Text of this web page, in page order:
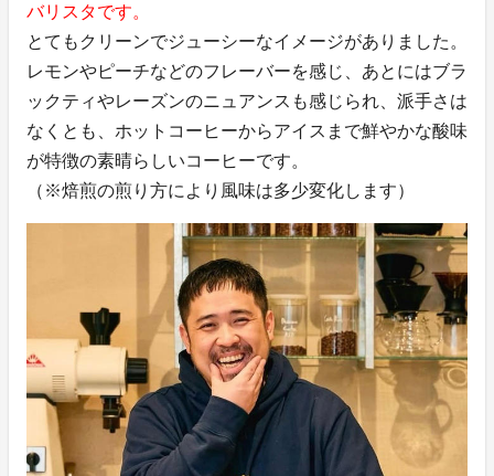
バリスタです。
とてもクリーンでジューシーなイメージがありました。
レモンやピーチなどのフレーバーを感じ、あとにはブラ
ックティやレーズンのニュアンスも感じられ、派手さは
なくとも、ホットコーヒーからアイスまで鮮やかな酸味
が特徴の素晴らしいコーヒーです。
（※焙煎の煎り方により風味は多少変化します）